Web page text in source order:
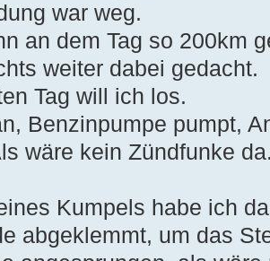
war weg.
an dem Tag so 200km
weiter dabei gedacht.
Tag will ich los.
Benzinpumpe pumpt,
wäre kein Zündfunke
Kumpels habe ich
abgeklemmt, um das